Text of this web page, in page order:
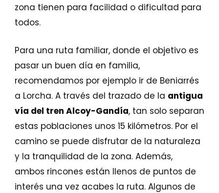
zona tienen para facilidad o dificultad para
todos.
Para una ruta familiar, donde el objetivo es
pasar un buen día en familia,
recomendamos por ejemplo ir de Beniarrés
a Lorcha. A través del trazado de la antigua
vía del tren Alcoy-Gandía, tan solo separan
estas poblaciones unos 15 kilómetros. Por el
camino se puede disfrutar de la naturaleza
y la tranquilidad de la zona. Además,
ambos rincones están llenos de puntos de
interés una vez acabes la ruta. Algunos de